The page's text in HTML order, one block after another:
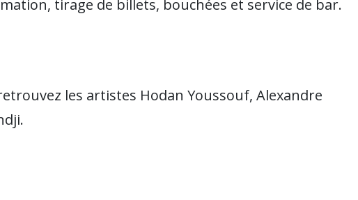
tirage de billets, bouchées et service de bar.
les artistes Hodan Youssouf, Alexandre